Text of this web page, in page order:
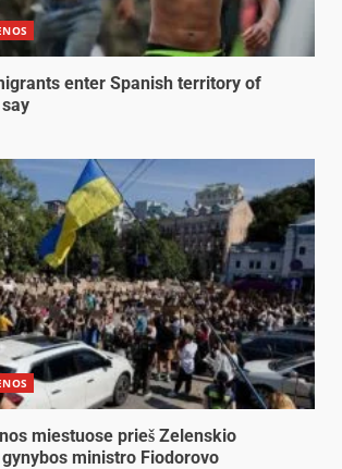
enter Spanish territory of
miestuose prieš Zelenskio
ministro Fiodorovo